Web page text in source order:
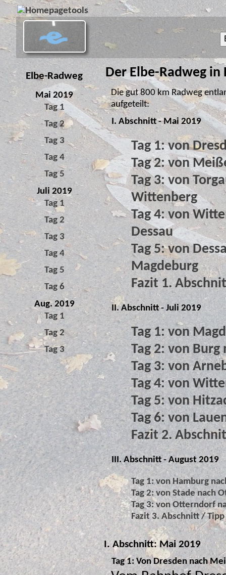
Elbe-Radweg
Mai 2019
Tag 1
Tag 2
Tag 3
Tag 4
Tag 5
Juli 2019
Tag 1
Tag 2
Tag 3
Tag 4
Tag 5
Tag 6
Aug. 2019
Tag 1
Tag 2
Tag 3
Der Elbe-Radweg in
Die gut 800 km Radweg
aufgeteilt:
I. Abschnitt - Mai 2019
Tag 1: von
Tag 2: von
Tag 3: von
Wittenberg
Tag 4: von
Dessau
Tag 5: von
Magdeburg
Fazit 1.
II. Abschnitt - Juli 2019
Tag 1: von
Tag 2: von
Tag 3: von
Tag 4: von
Tag 5: von
Tag 6: von
Fazit 2.
III. Abschnitt - August 2019
Tag 1: von Hamburg
Tag 2: von Stade nach
Tag 3: von Otterndorf
Fazit 3. Abschnitt /
I. Abschnitt: Mai 2019
Tag 1: Von Dresden nach